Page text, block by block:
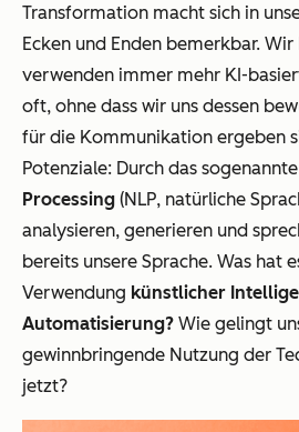
Transformation macht sich in
Ecken und Enden bemerkbar.
verwenden immer mehr KI-
oft, ohne dass wir uns dessen
für die Kommunikation ergeben
Potenziale: Durch das sogenannte
Processing (NLP, natürliche
analysieren, generieren und
bereits unsere Sprache. Was hat
Verwendung künstlicher
Automatisierung? Wie gelingt
gewinnbringende Nutzung der
jetzt?